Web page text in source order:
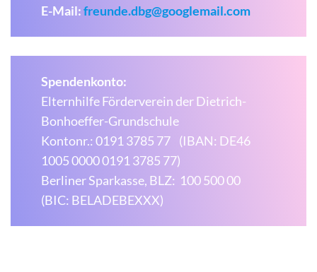
E-Mail:freunde.dbg@googlemail.com
Spendenkonto:
Elternhilfe Förderverein der Dietrich-
Bonhoeffer-Grundschule
Kontonr.: 0191 3785 77 (IBAN: DE46
1005 0000 0191 3785 77)
Berliner Sparkasse, BLZ: 100 500 00
(BIC: BELADEBEXXX)